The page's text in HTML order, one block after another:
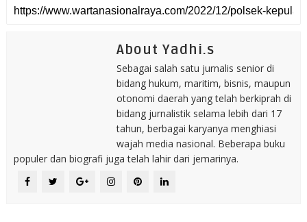
About Yadhi.s
Sebagai salah satu jurnalis senior di
bidang hukum, maritim, bisnis, maupun
otonomi daerah yang telah berkiprah di
bidang jurnalistik selama lebih dari 17
tahun, berbagai karyanya menghiasi
wajah media nasional. Beberapa buku
populer dan biografi juga telah lahir dari jemarinya.